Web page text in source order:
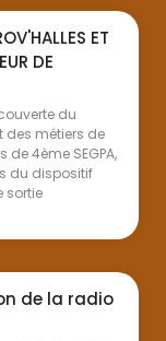
ET
DE
du
des métiers de
de 4ème SEGPA,
du dispositif
sortie
de la radio